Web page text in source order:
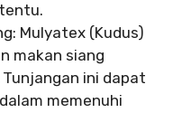
Mulyatex (Kudus)
makan siang
ini dapat
memenuhi